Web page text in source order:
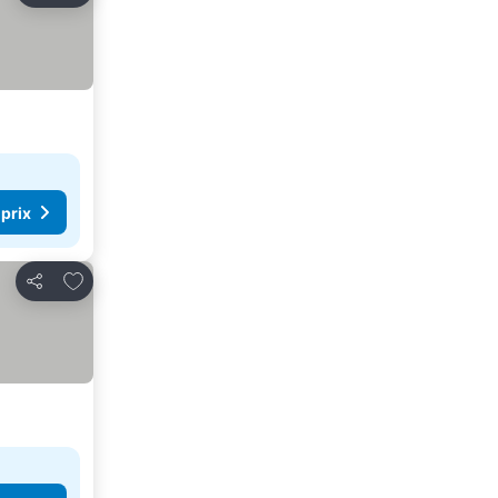
Partager
Ajouter à mes favoris